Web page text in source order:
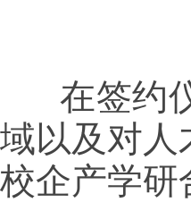
在签约
域以及对人
校企产学研